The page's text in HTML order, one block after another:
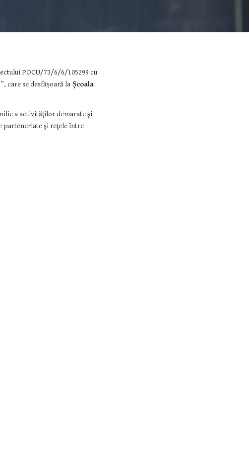
POCU/73/6/6/105299 cu
care se desfășoară la Școala
a activităţilor demarate şi
parteneriate şi reţele între